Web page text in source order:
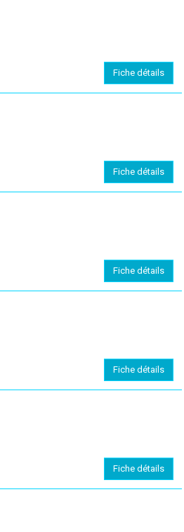
Fiche détails
Fiche détails
Fiche détails
Fiche détails
Fiche détails